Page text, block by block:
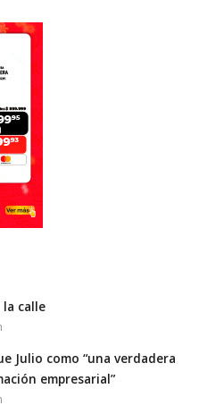
calle
Julio como “una verdadera
empresarial”